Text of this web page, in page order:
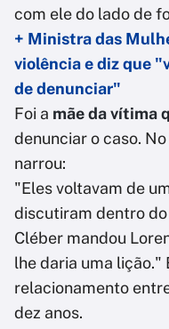
com ele do lado de
+ Ministra das
violência e diz que
de denunciar"
Foi a mãe da vítima
denunciar o caso.
narrou:
"Eles voltavam de
discutiram dentro
Cléber mandou
lhe daria uma
relacionamento
dez anos.